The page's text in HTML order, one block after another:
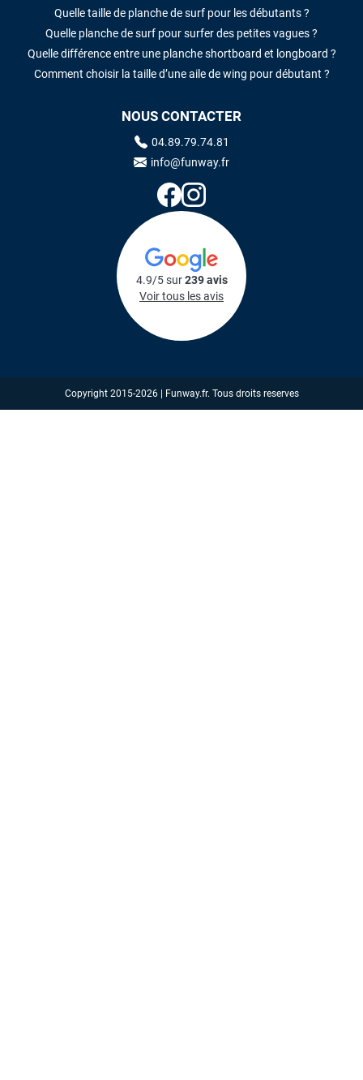
Quelle taille de planche de surf pour les débutants ?
Quelle planche de surf pour surfer des petites vagues ?
Quelle différence entre une planche shortboard et longboard ?
Comment choisir la taille d’une aile de wing pour débutant ?
NOUS CONTACTER
04.89.79.74.81
info@funway.fr
4.9/5 sur239 avis
Voir tous les avis
Copyright 2015-2026 | Funway.fr. Tous droits reserves